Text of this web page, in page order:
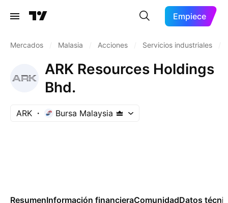
Empiece
Mercados Malasia Acciones Servicios industriales
ARK Resources Holdings
Bhd.
ARK Bursa Malaysia
ResumenInformación financieraComunidadDatos